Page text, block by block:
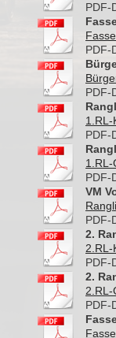
PDF-
PDF-
PDF-
1.RL-
PDF-
1.RL-
PDF-
VM
PDF-
2.
2.RL-
PDF-
2.
2.RL-
PDF-